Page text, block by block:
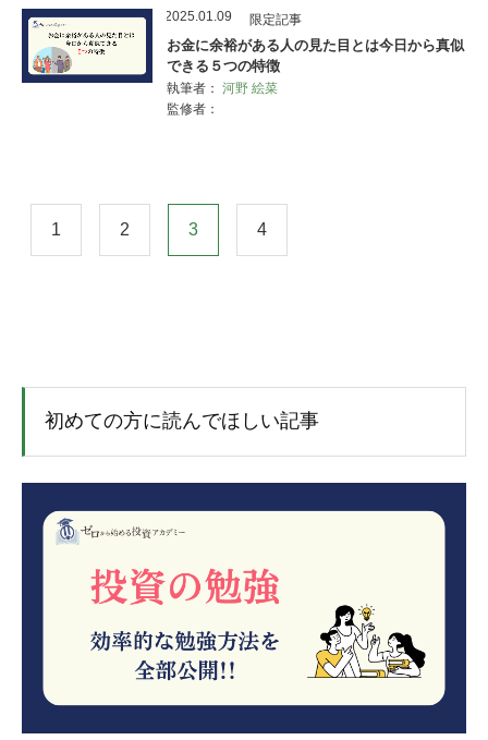
2025.01.09 限定記事
お金に余裕がある人の見た目とは今日から真似
できる５つの特徴
執筆者： 河野 絵菜
監修者：
1 2 3 4
初めての方に読んでほしい記事